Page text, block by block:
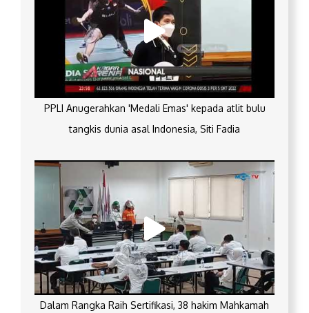
PPLI Anugerahkan 'Medali Emas' kepada atlit bulu
tangkis dunia asal Indonesia, Siti Fadia
Dalam Rangka Raih Sertifikasi, 38 hakim Mahkamah